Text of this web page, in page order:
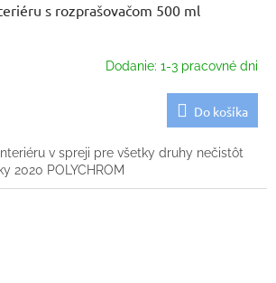
s rozprašovačom 500 ml
Dodanie: 1-3 pracovné dni
Do košíka
v spreji pre všetky druhy nečistôt
2020 POLYCHROM